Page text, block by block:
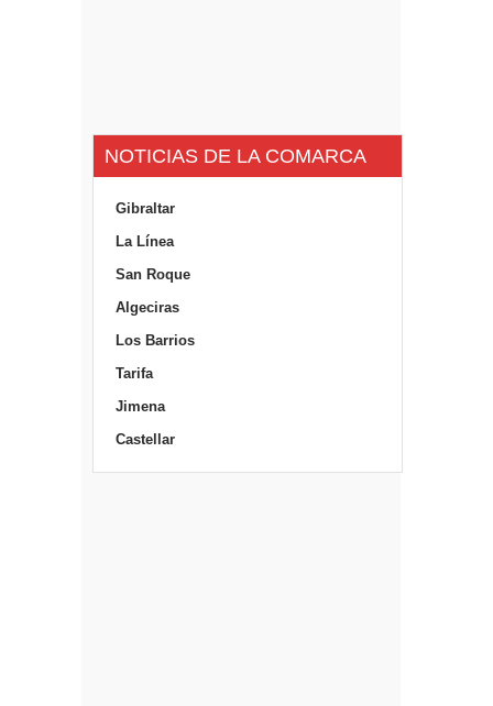
NOTICIAS DE LA COMARCA
Gibraltar
La Línea
San Roque
Algeciras
Los Barrios
Tarifa
Jimena
Castellar